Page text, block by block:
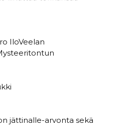
arvonta sekä